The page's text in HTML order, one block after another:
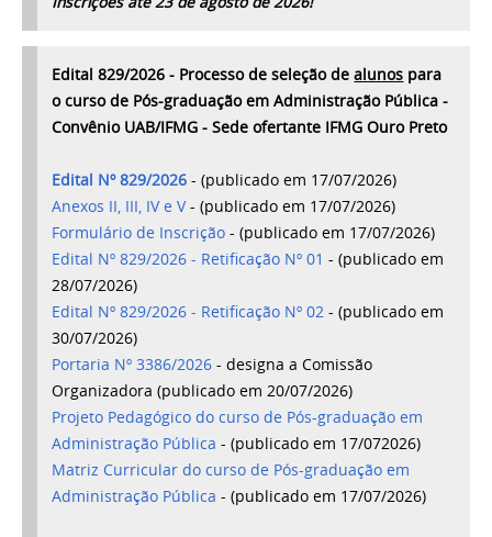
Edital 829/2026 - Processo de seleção dealunos para
o curso de Pós-graduação em Administração Pública -
Convênio UAB/IFMG - Sede ofertante IFMG Ouro Preto
Edital Nº 829/2026 - (publicado em 17/07/2026)
Anexos II, III, IV e V- (publicado em 17/07/2026)
Formulário de Inscrição - (publicado em 17/07/2026)
Edital Nº 829/2026 - Retificação Nº 01 - (publicado em
28/07/2026)
Edital Nº 829/2026 - Retificação Nº 02 - (publicado em
30/07/2026)
Portaria Nº 3386/2026 - designa a Comissão
Organizadora (publicado em 20/07/2026)
Projeto Pedagógico do curso de Pós-graduação em
Administração Pública - (publicado em 17/072026)
Matriz Curricular do curso de Pós-graduação em
Administração Pública - (publicado em 17/07/2026)